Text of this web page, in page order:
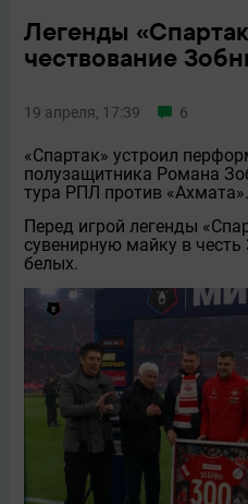
Легенды
чествование
19 апреля, 17:39 6
«Спартак» устроил
полузащитника Романа
тура РПЛ против «Ахмата».
Перед игрой легенды
сувенирную майку в
белых.